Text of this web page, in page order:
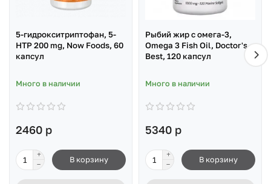
5-гидрокситриптофан, 5-
HTP 200 mg, Now Foods, 60
капсул
Много в наличии
2460 р
В корзину
Рыбий жир с омега-3,
Omega 3 Fish Oil, Doctor's
Best, 120 капсул
Много в наличии
5340 р
В корзину